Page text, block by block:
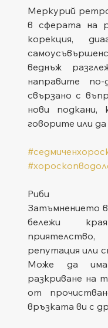
Меркурий
в сферата на
корекция,
веднъж
направите
свързано с
нови подкани,
говорите или
Риби
Затъмнението
бележи
репутация или
Може да има
разкриване на
от
връзката ви с